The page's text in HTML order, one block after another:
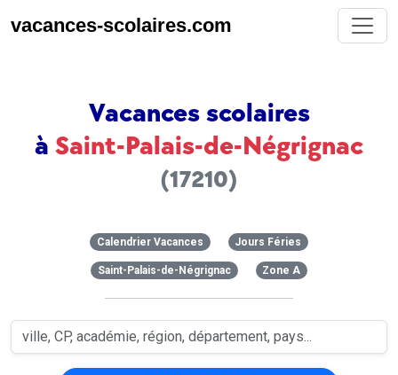
vacances-scolaires.com
Vacances scolaires
à Saint-Palais-de-Négrignac
(17210)
Calendrier Vacances Jours Féries
Saint-Palais-de-Négrignac Zone A